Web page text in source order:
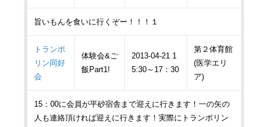
旨いもんを食いに行くぞー！！！１
トランポ
リン同好
会
体験会&ご
飯Part1!
2013-04-21 1
5:30～17：30
第２体育館
(医学エリ
ア)
15：00に会員が平砂宿舎まで迎えに行きます！一の矢の
人も連絡頂ければ迎えに行きます！実際にトランポリン